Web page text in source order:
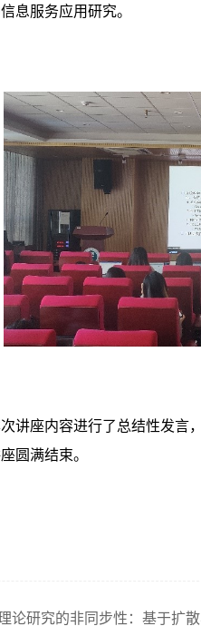
息服务应用研究。
讲座内容进行了总结性发
圆满结束。
论研究的非同步性：基于扩